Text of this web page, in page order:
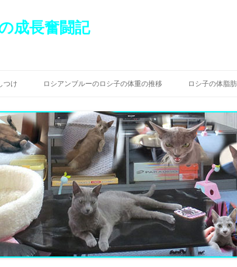
成長奮闘記
ン
へ
ス
キ
ッ
プ
つけ ロシアンブルーのロシ子の体重の推移 ロシ子の体脂